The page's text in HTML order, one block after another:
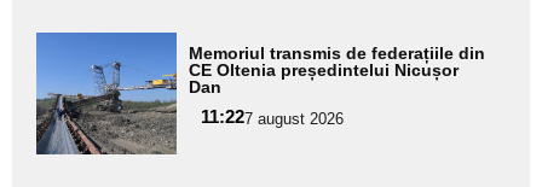
aici textul
pentru
subtitlu
Memoriul transmis de federațiile din
CE Oltenia președintelui Nicușor
Dan
11:227 august 2026